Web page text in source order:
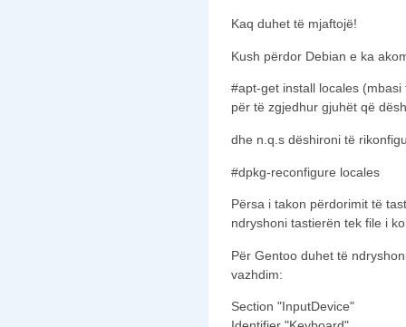
Kaq duhet të mjaftojë!
Kush përdor Debian e ka
#apt-get install locales
për të zgjedhur gjuhët që
dhe n.q.s dëshironi të
#dpkg-reconfigure locales
Përsa i takon përdorimit të
ndryshoni tastierën tek file i
Për Gentoo duhet të
vazhdim:
Section "InputDevice"